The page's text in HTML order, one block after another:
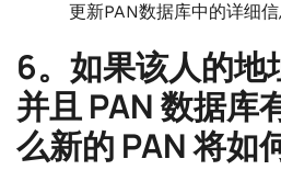
更新PAN数据库中的详细信
6。如果该人的地
并且 PAN 数据库
么新的 PAN 将如